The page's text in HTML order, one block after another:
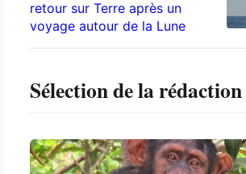
retour sur Terre après un
voyage autour de la Lune
Sélection de la rédaction